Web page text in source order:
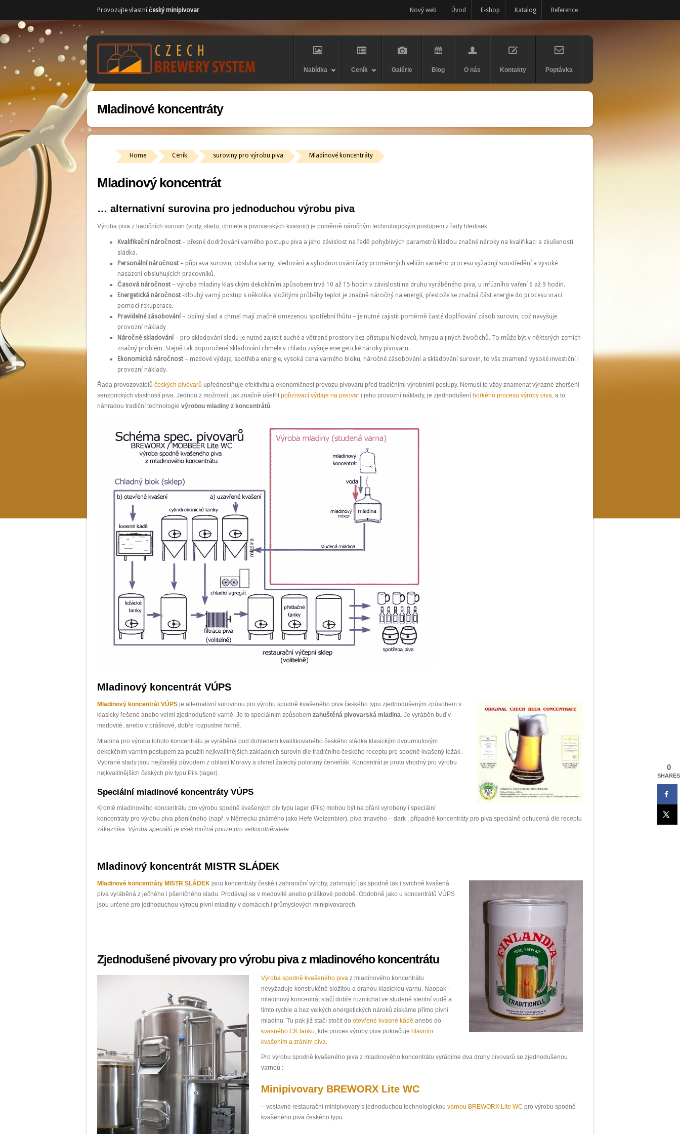
Provozujte vlastní český minipivovar Nový web Úvod E-shop Katalog Reference
Nabídka Ceník Galérie Blog O nás Kontakty Poptávka
Mladinové koncentráty
Home Ceník suroviny pro výrobu piva Mladinové koncentráty
Mladinový koncentrát
… alternativní surovina pro jednoduchou výrobu piva
Výroba piva z tradičních surovin (vody, sladu, chmele a pivovarských kvasnic) je poměrně náročným technologickým postupem z řady hledisek.
Kvalifikační náročnost – přesné dodržování varného postupu piva a jeho závislost na řadě pohyblivých parametrů kladou značné nároky na kvalifikaci a zkušenosti
sládka.
Personální náročnost – příprava surovin, obsluha varny, sledování a vyhodnocování řady proměnných veličin varného procesu vyžadují soustředění a vysoké
nasazení obsluhujících pracovníků.
Časová náročnost – výroba mladiny klasickým dekokčním způsobem trvá 10 až 15 hodin v závislosti na druhu vyráběného piva, u infúzního vaření 6 až 9 hodin.
Energetická náročnost -dlouhý varný postup s několika složitými průběhy teplot je značně náročný na energii, přestože se značná část energie do procesu vrací
pomocí rekuperace.
Pravidelné zásobování– obilný slad a chmel mají značně omezenou spotřební lhůtu – je nutné zajistit poměrně časté doplňování zásob surovin, což navyšuje
provozní náklady
Náročné skladování– pro skladování sladu je nutné zajistit suché a větrané prostory bez přístupu hlodavců, hmyzu a jiných živočichů. To může být v některých zemích
značný problém. Stejně tak doporučené skladování chmele v chladu zvyšuje energetické nároky pivovaru.
Ekonomická náročnost – mzdové výdaje, spotřeba energie, vysoká cena varného bloku, náročné zásobování a skladování surovin, to vše znamená vysoké investiční i
provozní náklady.
Řada provozovatelů českých pivovarů upřednostňuje efektivitu a ekonomičnost provozu pivovaru před tradičními výrobními postupy. Nemusí to vždy znamenat výrazné zhoršení
senzorických vlastností piva. Jednou z možností, jak značně ušetřitpořizovací výdaje na pivovar i jeho provozní náklady, je zjednodušení horkého procesu výroby piva, a to
náhradou tradiční technologie výrobou mladiny z koncentrátů.
Mladinový koncentrát VÚPS
Mladinový koncentrát VÚPS je alternativní surovinou pro výrobu spodně kvašeného piva českého typu zjednodušeným způsobem v
klasicky řešené anebo velmi zjednodušené varně. Je to speciálním způsobem zahuštěná pivovarská mladina. Je vyráběn buď v
medovité, anebo v práškové, dobře rozpustné formě.
Mladina pro výrobu tohoto koncentrátu je vyráběná pod dohledem kvalifikovaného českého sládka klasickým dvourmutovým
dekokčním varním postupem za použití nejkvalitnějších základních surovin dle tradičního českého receptu pro spodně kvašený ležák.
Vybrané slady jsou nejčastěji původem z oblastí Moravy a chmel žatecký poloraný červeňák. Koncentrát je proto vhodný pro výrobu
nejkvalitnějších českých piv typu Pils (lager).
Speciální mladinové koncentráty VÚPS
Kromě mladinového koncentrátu pro výrobu spodně kvašených piv typu lager (Pils) mohou být na přání vyrobeny i speciální
koncentráty pro výrobu piva pšeničného (např. v Německu známého jako Hefe Weizenbier), piva tmavého – dark , případně koncentráty pro piva speciálně ochucená dle receptu
zákazníka. Výroba speciálů je však možná pouze pro velkoodběratele.
Mladinový koncentrát MISTR SLÁDEK
Mladinové koncentráty MISTR SLÁDEK jsou koncentráty české i zahraniční výroby, zahrnující jak spodně tak i svrchně kvašená
piva vyráběná z ječného i pšeničného sladu. Prodávají se v medovité anebo práškové podobě. Obdobně jako u koncentrátů VÚPS
jsou určené pro jednoduchou výrobu pivní mladiny v domácích i průmyslových minipivovarech.
Zjednodušené pivovary pro výrobu piva z mladinového koncentrátu
Výroba spodně kvašeného piva z mladinového koncentrátu
nevyžaduje konstrukčně složitou a drahou klasickou varnu. Naopak –
mladinový koncentrát stačí dobře rozmíchat ve studené sterilní vodě a
tímto rychle a bez velkých energetických nároků získáme přímo pivní
mladinu. Tu pak již stačí stočit do otevřené kvasné kádě anebo do
kvasného CK tanku , kde proces výroby piva pokračuje hlavním
kvašením a zráním piva
Pro výrobu spodně kvašeného piva z mladinového koncentrátu vyrábíme dva druhy pivovarů se zjednodušenou
varnou :
Minipivovary BREWORX Lite WC
– vestavné restaurační minipivovary s jednoduchou technologickou varnou BREWORX Lite WC pro výrobu spodně
kvašeného piva českého typu
0
SHARES